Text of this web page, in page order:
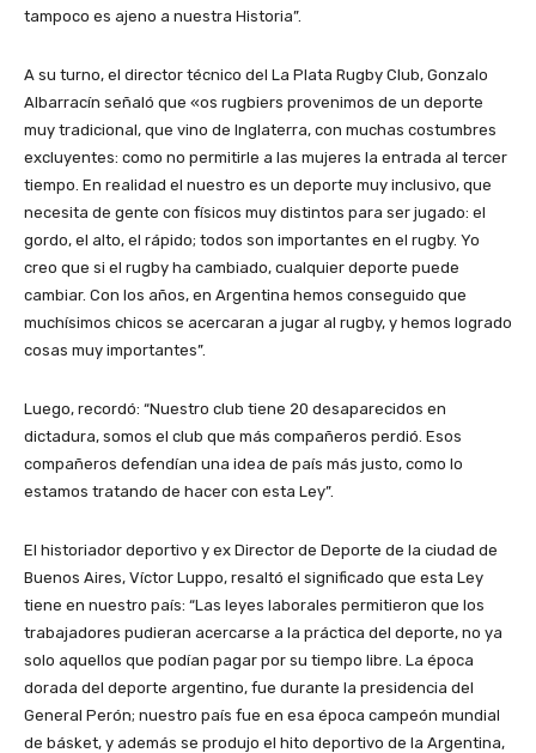
tampoco es ajeno a nuestra Historia”.
A su turno, el director técnico del La Plata Rugby Club, Gonzalo
Albarracín señaló que «os rugbiers provenimos de un deporte
muy tradicional, que vino de Inglaterra, con muchas costumbres
excluyentes: como no permitirle a las mujeres la entrada al tercer
tiempo. En realidad el nuestro es un deporte muy inclusivo, que
necesita de gente con físicos muy distintos para ser jugado: el
gordo, el alto, el rápido; todos son importantes en el rugby. Yo
creo que si el rugby ha cambiado, cualquier deporte puede
cambiar. Con los años, en Argentina hemos conseguido que
muchísimos chicos se acercaran a jugar al rugby, y hemos logrado
cosas muy importantes”.
Luego, recordó: “Nuestro club tiene 20 desaparecidos en
dictadura, somos el club que más compañeros perdió. Esos
compañeros defendían una idea de país más justo, como lo
estamos tratando de hacer con esta Ley”.
El historiador deportivo y ex Director de Deporte de la ciudad de
Buenos Aires, Víctor Luppo, resaltó el significado que esta Ley
tiene en nuestro país: “Las leyes laborales permitieron que los
trabajadores pudieran acercarse a la práctica del deporte, no ya
solo aquellos que podían pagar por su tiempo libre. La época
dorada del deporte argentino, fue durante la presidencia del
General Perón; nuestro país fue en esa época campeón mundial
de básket, y además se produjo el hito deportivo de la Argentina,